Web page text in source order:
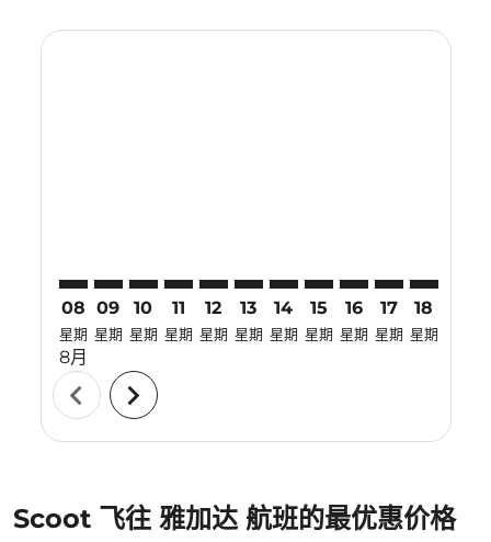
08
星期
8月
09
星期
10
星期
11
星期
12
星期
13
星期
14
星期
15
星期
16
星期
17
星期
18
星期
chevron_left chevron_right
Scoot 飞往 雅加达 航班的最优惠价格